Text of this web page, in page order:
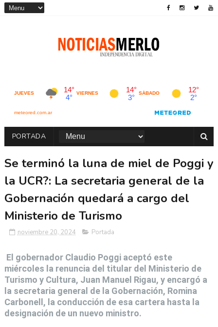
PORTADA
Se terminó la luna de miel de Poggi y
la UCR?: La secretaria general de la
Gobernación quedará a cargo del
Ministerio de Turismo
noviembre 20, 2024 Portada
El gobernador Claudio Poggi aceptó este
miércoles la renuncia del titular del Ministerio de
Turismo y Cultura, Juan Manuel Rigau, y encargó a
la secretaria general de la Gobernación, Romina
Carbonell, la conducción de esa cartera hasta la
designación de un nuevo ministro.